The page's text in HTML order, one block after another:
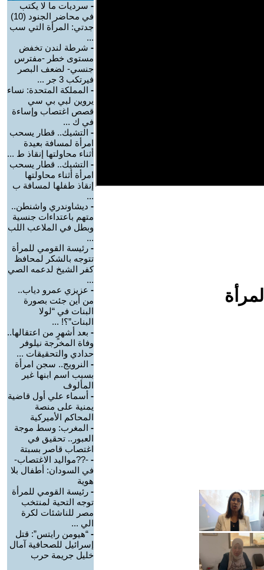
- سرديات ما لا يكتب
في محاضر الجنود (10)
جدتي: المرأة التي سب
...
- شرطة لندن تخفض
مستوى خطر -مفترس
جنسي- لضعف البصر
فيرتكب 3 جر ...
- المملكة المتحدة: نساء
يروين لبي بي سي
قصص اغتصاب وإساءة
في ك ...
- التشيك.. قطار يسحب
امرأة لمسافة بعيدة
أثناء محاولتها إنقاذ ط ...
- التشيك.. قطار يسحب
امرأة أثناء محاولتها
إنقاذ طفلها لمسافة ب
...
- ديشاوندري واشنطن..
متهم باعتداءات جنسية
وبطل في الملاعب اللب
...
- رئيسة القومي للمرأة
تتوجه بالشكر لمحافظ
كفر الشيخ لدعمه الصي
...
- عزيزي عمرو دياب..
من أين جئت بصورة
البنات في “لولا
البنات”؟! ...
- بعد أشهرٍ من اعتقالها..
وفاة المخرجة نيلوفر
حدادي والتحقيقات ...
- النرويج.. سجن امرأة
بسبب اسم ابنها غير
المألوف
- أسماء علي أول قاضية
يمنية على منصة
المحاكم الأميركية
- المغرب: وسط موجة
العبور.. تحقيق في
اغتصاب قاصر بسبتة
- -??مواليد الاغتصاب-
في السودان: أطفال بلا
هوية
- رئيسة القومي للمرأة
توجه التحية لمنتخب
مصر للناشئات لكرة
الي ...
- “هيومن رايتس”: قتل
إسرائيل للصحافية آمال
خليل جريمة حرب